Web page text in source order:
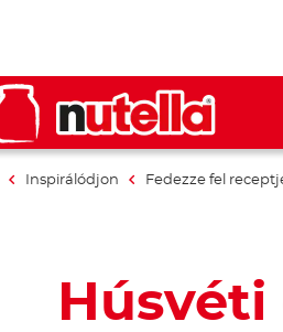
Inspirálódjon Fedezze fel